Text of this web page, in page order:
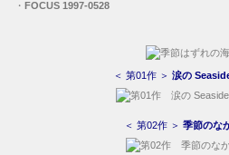
・ FOCUS 1997-0528
＜ 第01作 ＞ 涙の
＜ 第02作 ＞ 季節のな